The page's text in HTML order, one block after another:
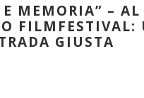
E MEMORIA” –
FILMFESTIVAL:
GIUSTA